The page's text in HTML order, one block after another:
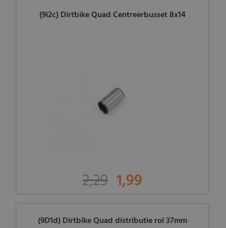
(9i2c) Dirtbike Quad Centreerbusset 8x14
2,29 1,99
(9D1d) Dirtbike Quad distributie rol 37mm